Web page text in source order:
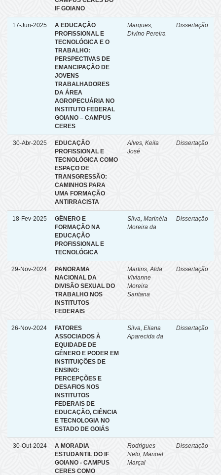
IF GOIANO
17-Jun-2025
A EDUCAÇÃO
PROFISSIONAL E
TECNOLÓGICA E O
TRABALHO:
PERSPECTIVAS DE
EMANCIPAÇÃO DE
JOVENS
TRABALHADORES
DA ÁREA
AGROPECUÁRIA NO
INSTITUTO FEDERAL
GOIANO – CAMPUS
CERES
Marques,
Divino Pereira
Dissertação
30-Abr-2025
EDUCAÇÃO
PROFISSIONAL E
TECNOLÓGICA COMO
ESPAÇO DE
TRANSGRESSÃO:
CAMINHOS PARA
UMA FORMAÇÃO
ANTIRRACISTA
Alves, Keila
José
Dissertação
18-Fev-2025
GÊNERO E
FORMAÇÃO NA
EDUCAÇÃO
PROFISSIONAL E
TECNOLÓGICA
Silva, Marinéia
Moreira da
Dissertação
29-Nov-2024
PANORAMA
NACIONAL DA
DIVISÃO SEXUAL DO
TRABALHO NOS
INSTITUTOS
FEDERAIS
Martins, Alda
Vivianne
Moreira
Santana
Dissertação
26-Nov-2024
FATORES
ASSOCIADOS À
EQUIDADE DE
GÊNERO E PODER EM
INSTITUIÇÕES DE
ENSINO:
PERCEPÇÕES E
DESAFIOS NOS
INSTITUTOS
FEDERAIS DE
EDUCAÇÃO, CIÊNCIA
E TECNOLOGIA NO
ESTADO DE GOIÁS
Silva, Eliana
Aparecida da
Dissertação
30-Out-2024
A MORADIA
ESTUDANTIL DO IF
GOIANO - CAMPUS
CERES COMO
Rodrigues
Neto, Manoel
Marçal
Dissertação